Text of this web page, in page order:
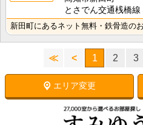
とさでん交通桟橋
≪ < 1 2 3
エリア変更